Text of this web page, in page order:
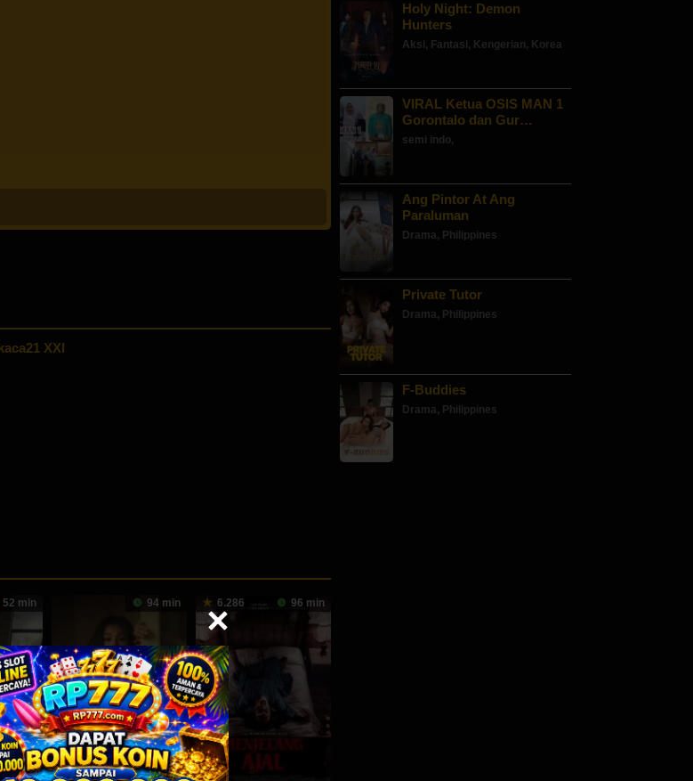
XXI
52 min 94 min 6.286 96 min
Holy Night: Demon
Hunters
Aksi , Fantasi , Kengerian, Korea
VIRAL Ketua OSIS MAN 1
Gorontalo dan Gur…
semi indo,
Ang Pintor At Ang
Paraluman
Drama, Philippines
Private Tutor
Drama, Philippines
F-Buddies
Drama, Philippines